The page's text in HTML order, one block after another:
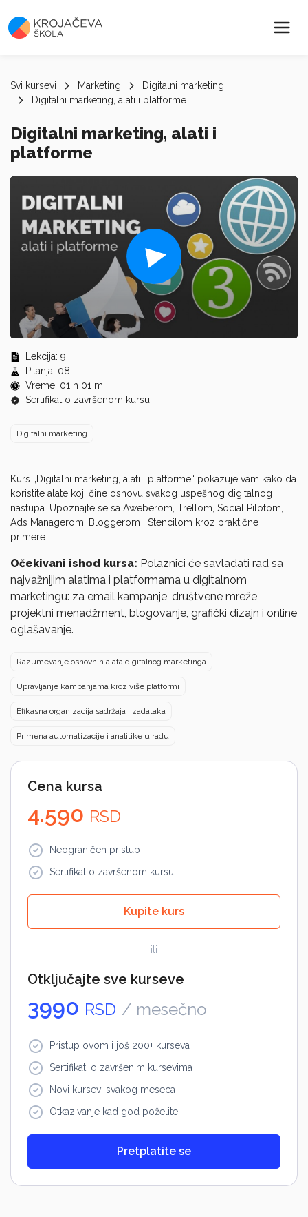
Svi kursevi Marketing
Digitalni marketing
Digitalni marketing, alati i platforme
Digitalni marketing, alati i
platforme
seconds
of
0
seconds
Lekcija: 9
Pitanja: 08
Vreme: 01 h 01 m
Sertifikat o završenom kursu
Digitalni marketing
Kurs „Digitalni marketing, alati i platforme“ pokazuje vam kako da
koristite alate koji čine osnovu svakog uspešnog digitalnog
nastupa. Upoznajte se sa Aweberom, Trellom, Social Pilotom,
Ads Managerom, Bloggerom i Stencilom kroz praktične
primere.
Očekivani ishod kursa: Polaznici će savladati rad sa
najvažnijim alatima i platformama u digitalnom
marketingu: za email kampanje, društvene mreže,
projektni menadžment, blogovanje, grafički dizajn i online
oglašavanje.
Razumevanje osnovnih alata digitalnog marketinga
Upravljanje kampanjama kroz više platformi
Efikasna organizacija sadržaja i zadataka
Primena automatizacije i analitike u radu
Cena kursa
4.590 RSD
Neograničen pristup
Sertifikat o završenom kursu
Kupite kurs
ili
Otključajte sve kurseve
3990 RSD / mesečno
Pristup ovom i još 200+ kurseva
Sertifikati o završenim kursevima
Novi kursevi svakog meseca
Otkazivanje kad god poželite
Pretplatite se